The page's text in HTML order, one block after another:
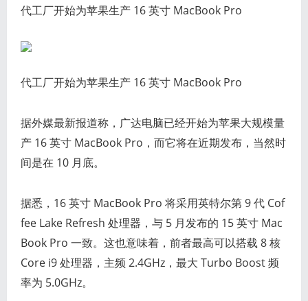
代工厂开始为苹果生产 16 英寸 MacBook Pro
代工厂开始为苹果生产 16 英寸 MacBook Pro
据外媒最新报道称，广达电脑已经开始为苹果大规模量
产 16 英寸 MacBook Pro，而它将在近期发布，当然时
间是在 10 月底。
据悉，16 英寸 MacBook Pro 将采用英特尔第 9 代 Cof
fee Lake Refresh 处理器，与 5 月发布的 15 英寸 Mac
Book Pro 一致。这也意味着，前者最高可以搭载 8 核
Core i9 处理器，主频 2.4GHz，最大 Turbo Boost 频
率为 5.0GHz。